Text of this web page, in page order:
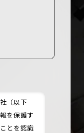
（以下
を保護す
とを認識